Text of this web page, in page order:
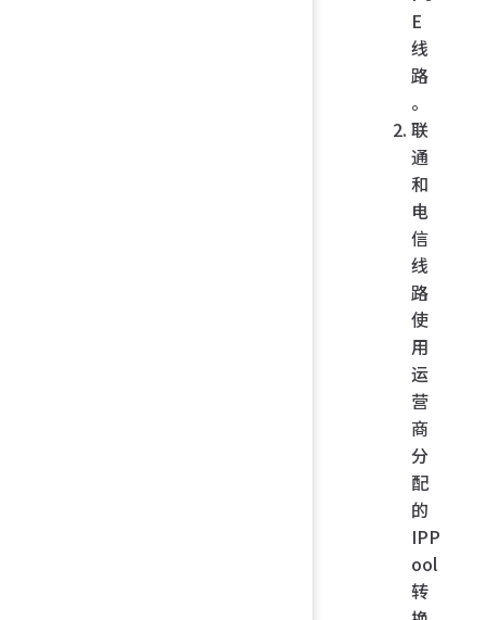
E
线
路
。
联
通
和
电
信
线
路
使
用
运
营
商
分
配
的
IPP
ool
转